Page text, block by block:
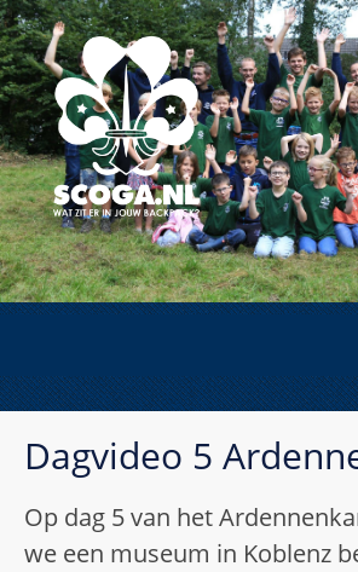
Dagvideo 5
Op dag 5 van het
we een museum in Koblenz